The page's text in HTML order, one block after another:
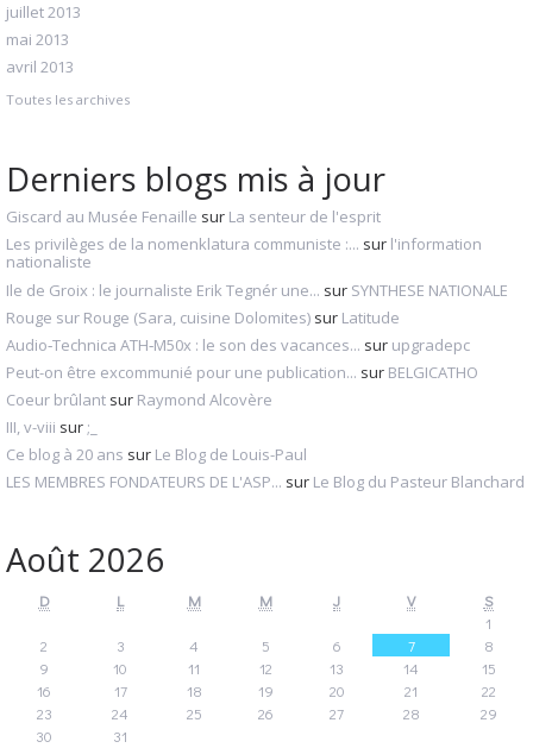
juillet 2013
mai 2013
avril 2013
Toutes les archives
Derniers blogs mis à jour
Giscard au Musée Fenaille sur La senteur de l'esprit
Les privilèges de la nomenklatura communiste :... sur l'information
nationaliste
Ile de Groix : le journaliste Erik Tegnér une... sur SYNTHESE NATIONALE
Rouge sur Rouge (Sara, cuisine Dolomites) sur Latitude
Audio‑Technica ATH‑M50x : le son des vacances... sur upgradepc
Peut-on être excommunié pour une publication... sur BELGICATHO
Coeur brûlant sur Raymond Alcovère
III, v-viii sur ;_
Ce blog à 20 ans sur Le Blog de Louis-Paul
LES MEMBRES FONDATEURS DE L'ASP... sur Le Blog du Pasteur Blanchard
Août 2026
D L M M J V
S
1
2
3 4 5 6 7
8
9
10 11 12 13 14
15
16
17 18 19 20 21
22
23
24 25 26 27 28
29
30
31